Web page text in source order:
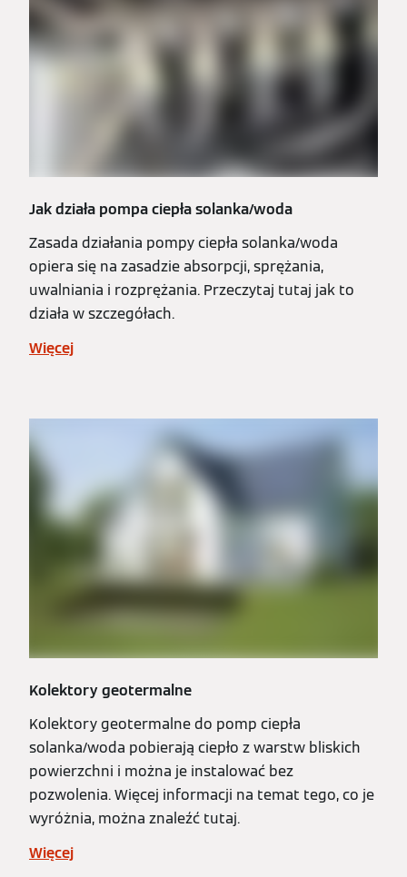
Jak działa pompa ciepła solanka/woda
Zasada działania pompy ciepła solanka/woda
opiera się na zasadzie absorpcji, sprężania,
uwalniania i rozprężania. Przeczytaj tutaj jak to
działa w szczegółach.
Więcej
Kolektory geotermalne
Kolektory geotermalne do pomp ciepła
solanka/woda pobierają ciepło z warstw bliskich
powierzchni i można je instalować bez
pozwolenia. Więcej informacji na temat tego, co je
wyróżnia, można znaleźć tutaj.
Więcej